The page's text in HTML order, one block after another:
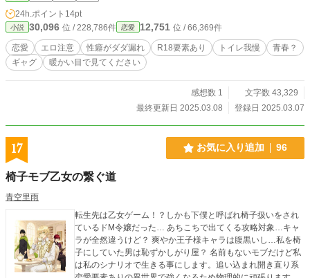
24h.ポイント 14pt
小説 30,096 位 / 228,786件 恋愛 12,751 位 / 66,369件
恋愛 エロ注意 性癖がダダ漏れ R18要素あり トイレ我慢
青春？
ギャグ
暖かい目で見てください
感想数 1
文字数 43,329
最終更新日 2025.03.08
登録日 2025.03.07
17 お気に入り追加 96
椅子モブ乙女の繋ぐ道
青空里雨
転生先は乙女ゲーム！？しかも下僕と呼ばれ椅子扱いをされ
ているドM令嬢だった… あちこちで出てくる攻略対象…キャ
ラが全然違うけど？ 爽やか王子様キャラは腹黒いし…私を椅
子にしていた男は恥ずかしがり屋？ 名前もないモブだけど私
は私のシナリオで生きる事にします。追い込まれ開き直り系